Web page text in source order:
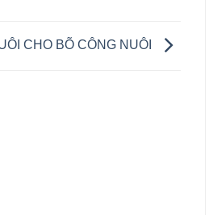
CHO BÕ CÔNG NUÔI